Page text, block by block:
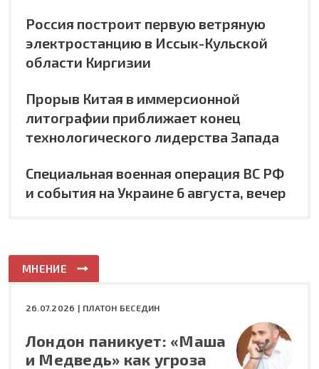
Россия построит первую ветряную
электростанцию в Иссык-Кульской
области Киргизии
Прорыв Китая в иммерсионной
литографии приближает конец
технологического лидерства Запада
Специальная военная операция ВС РФ
и события на Украине 6 августа, вечер
МНЕНИЕ
26.07.2026 | ПЛАТОН БЕСЕДИН
Лондон паникует: «Маша
и Медведь» как угроза